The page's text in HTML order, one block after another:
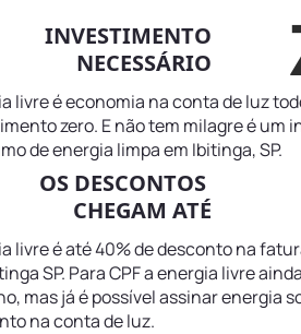
INVESTIMENTO
NECESSÁRIO
livre é economia na conta de luz
zero. E não tem milagre é um
de energia limpa em Ibitinga, SP.
OS DESCONTOS
CHEGAM ATÉ
livre é até 40% de desconto na
SP. Para CPF a energia livre
mas já é possível assinar energia
na conta de luz.